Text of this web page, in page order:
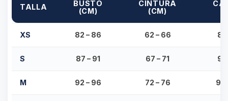
TALLA
BUSTO
(CM)
CINTURA
(CM)
XS 82 – 86 62 – 66 88
S 87 – 91 67 – 71 93
M 92 – 96 72 – 76 98